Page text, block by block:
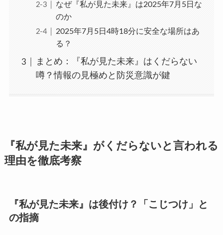
なぜ『私が見た未来』は2025年7月5日な
のか
2025年7月5日4時18分に安全な場所はあ
る？
まとめ：『私が見た未来』はくだらない
噂？情報の見極めと防災意識が鍵
『私が見た未来』がくだらないと言われる
理由を徹底考察
『私が見た未来』は後付け？「こじつけ」と
の指摘